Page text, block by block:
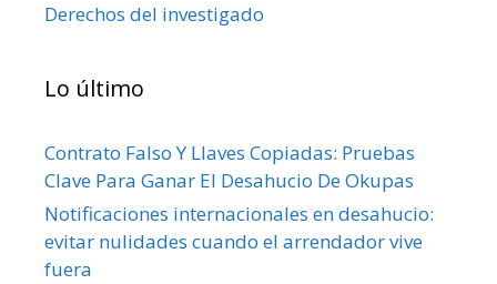
Derechos del investigado
Lo último
Contrato Falso Y Llaves Copiadas: Pruebas
Clave Para Ganar El Desahucio De Okupas
Notificaciones internacionales en desahucio:
evitar nulidades cuando el arrendador vive
fuera